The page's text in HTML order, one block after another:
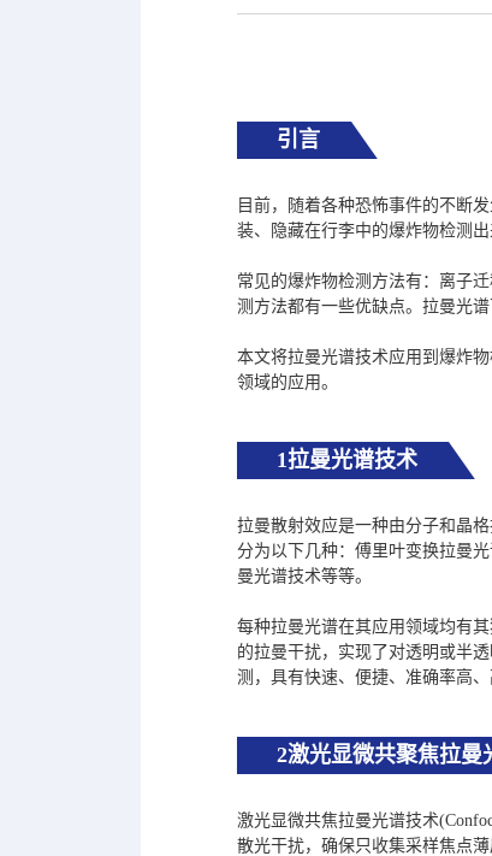
引言
目前，随着各种恐怖事件的不断
装、隐藏在行李中的爆炸物检测
常见的爆炸物检测方法有：离子
测方法都有一些优缺点。拉曼光
本文将拉曼光谱技术应用到爆炸
领域的应用。
1拉曼光谱技术
拉曼散射效应是一种由分子和晶
分为以下几种：傅里叶变换拉曼
曼光谱技术等等。
每种拉曼光谱在其应用领域均有
的拉曼干扰，实现了对透明或半
测，具有快速、便捷、准确率高、
2激光显微共聚焦拉曼
激光显微共焦拉曼光谱技术
散光干扰，确保只收集采样焦点